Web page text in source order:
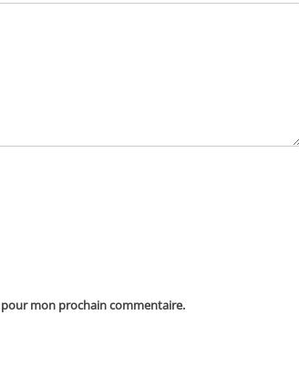
mon prochain commentaire.